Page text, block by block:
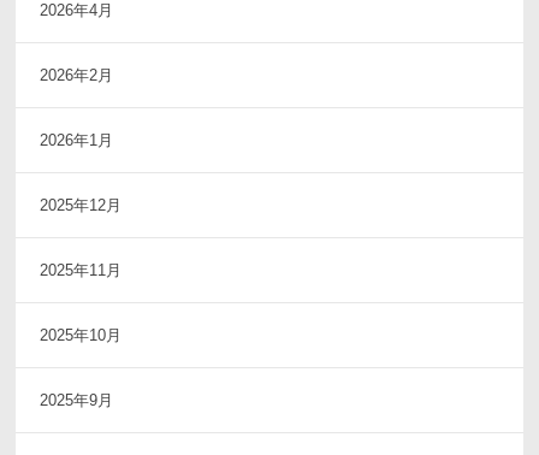
2026年4月
2026年2月
2026年1月
2025年12月
2025年11月
2025年10月
2025年9月